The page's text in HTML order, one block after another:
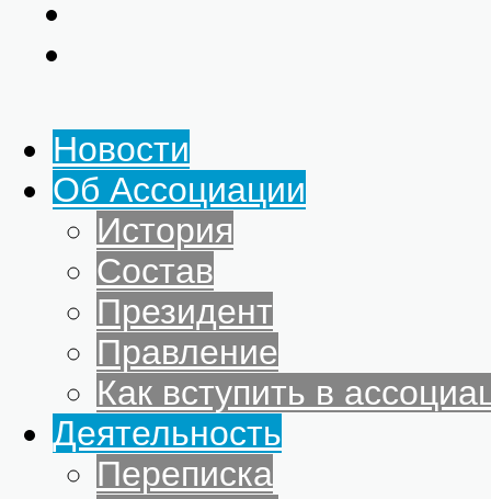
Новости
Об Ассоциации
История
Состав
Президент
Правление
Как вступить в
Деятельность
Переписка